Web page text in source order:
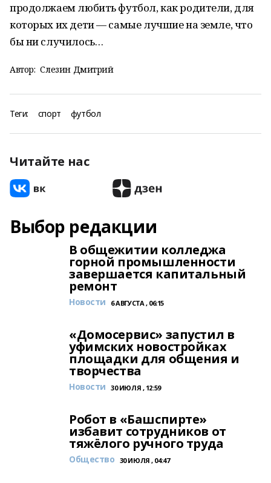
продолжаем любить футбол, как родители, для
которых их дети — самые лучшие на земле, что
бы ни случилось…
Автор: Слезин Дмитрий
Теги: спорт футбол
Читайте нас
Выбор редакции
В общежитии колледжа
горной промышленности
завершается капитальный
ремонт
Новости 6 АВГУСТА , 06:15
«Домосервис» запустил в
уфимских новостройках
площадки для общения и
творчества
Новости 30 ИЮЛЯ , 12:59
Робот в «Башспирте»
избавит сотрудников от
тяжёлого ручного труда
Общество 30 ИЮЛЯ , 04:47